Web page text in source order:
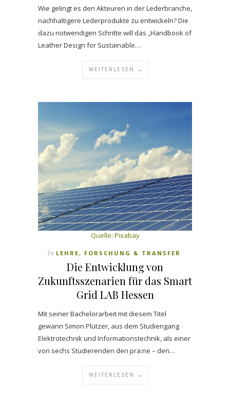
Wie gelingt es den Akteuren in der Lederbranche,
nachhaltigere Lederprodukte zu entwickeln? Die
dazu notwendigen Schritte will das „Handbook of
Leather Design for Sustainable…
WEITERLESEN →
Quelle: Pixabay
In LEHRE, FORSCHUNG & TRANSFER
Die Entwicklung von
Zukunftsszenarien für das Smart
Grid LAB Hessen
Mit seiner Bachelorarbeit mit diesem Titel
gewann Simon Plützer, aus dem Studiengang
Elektrotechnik und Informationstechnik, als einer
von sechs Studierenden den pra:ne – den…
WEITERLESEN →